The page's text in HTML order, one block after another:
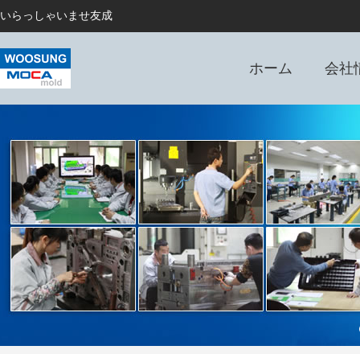
いらっしゃいませ友成
ホーム 会社